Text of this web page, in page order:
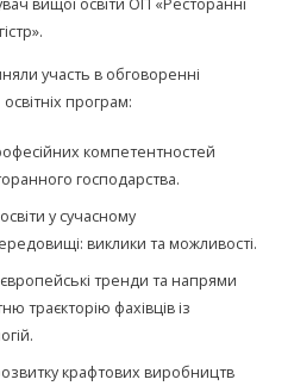
вищої освіти ОП «Ресторанні
участь в обговоренні
програм:
компетентностей
господарства.
у сучасному
виклики та можливості.
тренди та напрями
траєкторію фахівців із
крафтових виробництв